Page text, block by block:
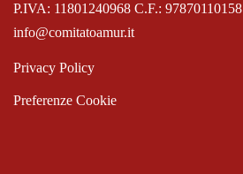
P.IVA: 11801240968 C.F.: 97870110158
info@comitatoamur.it
Privacy Policy
Preferenze Cookie